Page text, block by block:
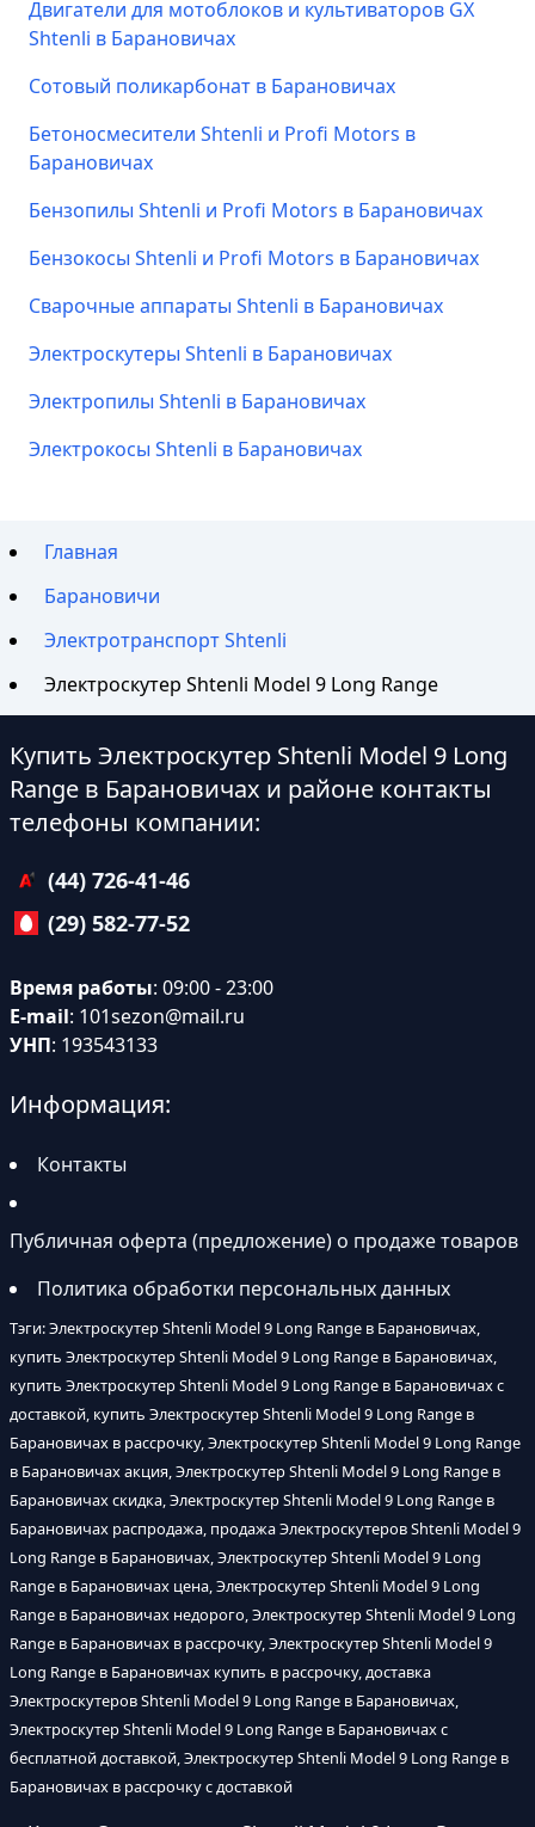
Двигатели для мотоблоков и культиваторов GX
Shtenli в Барановичах
Сотовый поликарбонат в Барановичах
Бетоносмесители Shtenli и Profi Motors в
Барановичах
Бензопилы Shtenli и Profi Motors в Барановичах
Бензокосы Shtenli и Profi Motors в Барановичах
Сварочные аппараты Shtenli в Барановичах
Электроскутеры Shtenli в Барановичах
Электропилы Shtenli в Барановичах
Электрокосы Shtenli в Барановичах
Главная
Барановичи
Электротранспорт Shtenli
Электроскутер Shtenli Model 9 Long Range
Купить Электроскутер Shtenli Model 9 Long
Range в Барановичах и районе контакты
телефоны компании:
(44) 726-41-46
(29) 582-77-52
Время работы: 09:00 - 23:00
E-mail: 101sezon@mail.ru
УНП: 193543133
Информация:
Контакты
Публичная оферта (предложение) о продаже товаров
Политика обработки персональных данных
Тэги: Электроскутер Shtenli Model 9 Long Range в Барановичах,
купить Электроскутер Shtenli Model 9 Long Range в Барановичах,
купить Электроскутер Shtenli Model 9 Long Range в Барановичах с
доставкой, купить Электроскутер Shtenli Model 9 Long Range в
Барановичах в рассрочку, Электроскутер Shtenli Model 9 Long Range
в Барановичах акция, Электроскутер Shtenli Model 9 Long Range в
Барановичах скидка, Электроскутер Shtenli Model 9 Long Range в
Барановичах распродажа, продажа Электроскутеров Shtenli Model 9
Long Range в Барановичах, Электроскутер Shtenli Model 9 Long
Range в Барановичах цена, Электроскутер Shtenli Model 9 Long
Range в Барановичах недорого, Электроскутер Shtenli Model 9 Long
Range в Барановичах в рассрочку, Электроскутер Shtenli Model 9
Long Range в Барановичах купить в рассрочку, доставка
Электроскутеров Shtenli Model 9 Long Range в Барановичах,
Электроскутер Shtenli Model 9 Long Range в Барановичах с
бесплатной доставкой, Электроскутер Shtenli Model 9 Long Range в
Барановичах в рассрочку с доставкой